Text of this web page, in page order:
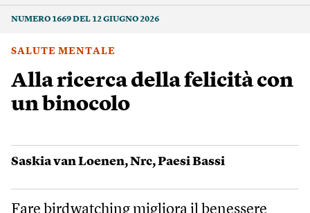
NUMERO 1669 DEL 12 GIUGNO 2026
SALUTE MENTALE
Alla ricerca della felicità con
un binocolo
Saskia van Loenen,Nrc,Paesi Bassi
Fare birdwatching migliora il benessere